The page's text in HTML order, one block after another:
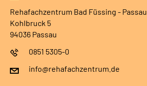
Rehafachzentrum Bad Füssing - Passau
Kohlbruck 5
94036 Passau
0851 5305-0
info@rehafachzentrum.de